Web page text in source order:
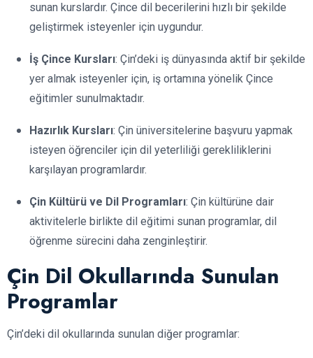
sunan kurslardır. Çince dil becerilerini hızlı bir şekilde
geliştirmek isteyenler için uygundur.
İş Çince Kursları: Çin’deki iş dünyasında aktif bir şekilde
yer almak isteyenler için, iş ortamına yönelik Çince
eğitimler sunulmaktadır.
Hazırlık Kursları: Çin üniversitelerine başvuru yapmak
isteyen öğrenciler için dil yeterliliği gerekliliklerini
karşılayan programlardır.
Çin Kültürü ve Dil Programları: Çin kültürüne dair
aktivitelerle birlikte dil eğitimi sunan programlar, dil
öğrenme sürecini daha zenginleştirir.
Çin Dil Okullarında Sunulan
Programlar
Çin’deki dil okullarında sunulan diğer programlar: